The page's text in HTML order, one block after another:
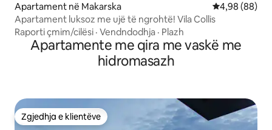
Apartament në Makarska Vlerësimi
4,98 (88)
Apartament luksoz me ujë të ngrohtë! Vila Collis
Raporti çmim/cilësi · Vendndodhja · Plazh
Apartamente me qira me vaskë me
hidromasazh
Zgjedhja e klientëve
Zgjedhja e klientëve